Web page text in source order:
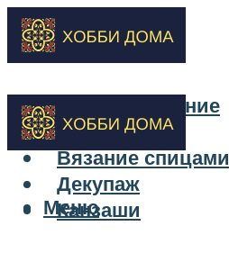
Бисероплетение
Вышивка
Вязание спицами
Декупаж
Канзаши
Меню